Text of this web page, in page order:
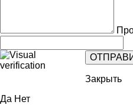
Закрыть
Да Нет